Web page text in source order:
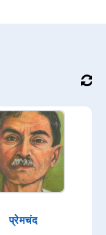
प्रेमचंद